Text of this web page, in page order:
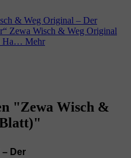
& Weg Original – Der
Zewa Wisch & Weg Original
Ha… Mehr
"Zewa Wisch &
– Der